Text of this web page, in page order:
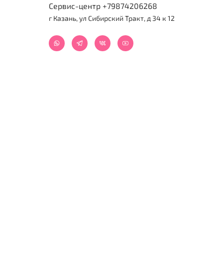
Сервис-центр +79874206268
г Казань, ул Сибирский Тракт, д 34 к 12